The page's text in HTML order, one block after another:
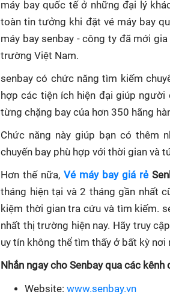
máy bay quốc tế ở những đại lý
toàn tin tưởng khi đặt vé máy bay
máy bay senbay - công ty đã mới
trường Việt Nam.
senbay có chức năng tìm kiếm
hợp các tiện ích hiện đại giúp người
từng chặng bay của hơn 350 hãng
Chức năng này giúp bạn có thêm
chuyến bay phù hợp với thời gian và
Hơn thế nữa,Vé máy bay giá rẻ
tháng hiện tại và 2 tháng gần nhất
kiệm thời gian tra cứu và tìm kiếm.
nhất thị trường hiện nay. Hãy truy cập
uy tín không thể tìm thấy ở bất kỳ nơi
Nhắn ngay cho Senbay qua các
Website: www.senbay.vn